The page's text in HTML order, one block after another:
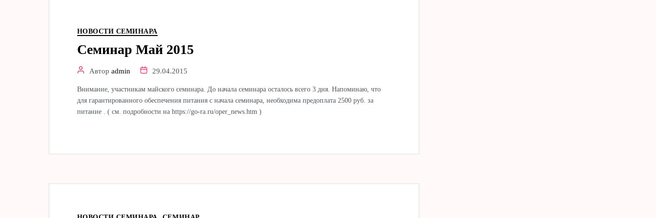
НОВОСТИ СЕМИНАРА
Семинар Май 2015
Автор admin 29.04.2015
Внимание, участникам майского семинара. До начала семинара осталось всего 3 дня. Напоминаю, что
для гарантированного обеспечения питания с начала семинара, необходима предоплата 2500 руб. за
питание . ( см. подробности на https://go-ra.ru/oper_news.htm )